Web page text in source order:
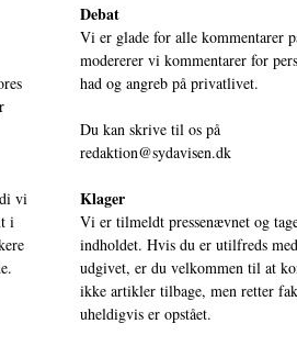
vi
i
Debat
Vi er glade for alle kommentarer
modererer vi kommentarer for
had og angreb på privatlivet.
Du kan skrive til os på
redaktion@sydavisen.dk
Klager
Vi er tilmeldt pressenævnet og
indholdet. Hvis du er utilfreds
udgivet, er du velkommen til at
ikke artikler tilbage, men retter
uheldigvis er opstået.